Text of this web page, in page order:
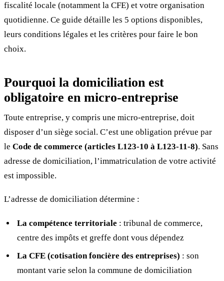
fiscalité locale (notamment la CFE) et votre organisation
quotidienne. Ce guide détaille les 5 options disponibles,
leurs conditions légales et les critères pour faire le bon
choix.
Pourquoi la domiciliation est
obligatoire en micro-entreprise
Toute entreprise, y compris une micro-entreprise, doit
disposer d’un siège social. C’est une obligation prévue par
le Code de commerce (articles L123-10 à L123-11-8). Sans
adresse de domiciliation, l’immatriculation de votre activité
est impossible.
L’adresse de domiciliation détermine :
La compétence territoriale : tribunal de commerce,
centre des impôts et greffe dont vous dépendez
La CFE (cotisation foncière des entreprises) : son
montant varie selon la commune de domiciliation